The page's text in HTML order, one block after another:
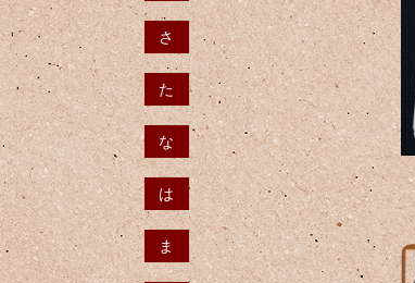
さ
た
な
は
ま